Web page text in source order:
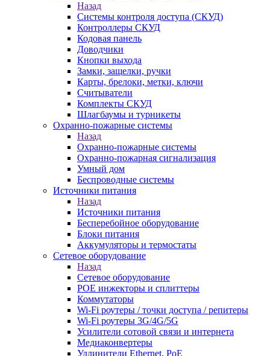
Назад
Системы контроля доступа (СКУД)
Контроллеры СКУД
Кодовая панель
Доводчики
Кнопки выхода
Замки, защелки, ручки
Карты, брелоки, метки, ключи
Считыватели
Комплекты СКУД
Шлагбаумы и турникеты
Охранно-пожарные системы
Назад
Охранно-пожарные системы
Охранно-пожарная сигнализация
Умный дом
Беспроводные системы
Источники питания
Назад
Источники питания
Бесперебойное оборудование
Блоки питания
Аккумуляторы и термостаты
Сетевое оборудование
Назад
Сетевое оборудование
POE инжекторы и сплиттеры
Коммутаторы
Wi-Fi роутеры / точки доступа / репитеры
Wi-Fi роутеры 3G/4G/5G
Усилители сотовой связи и интернета
Медиаконвертеры
Удлинители Ethernet, PoE